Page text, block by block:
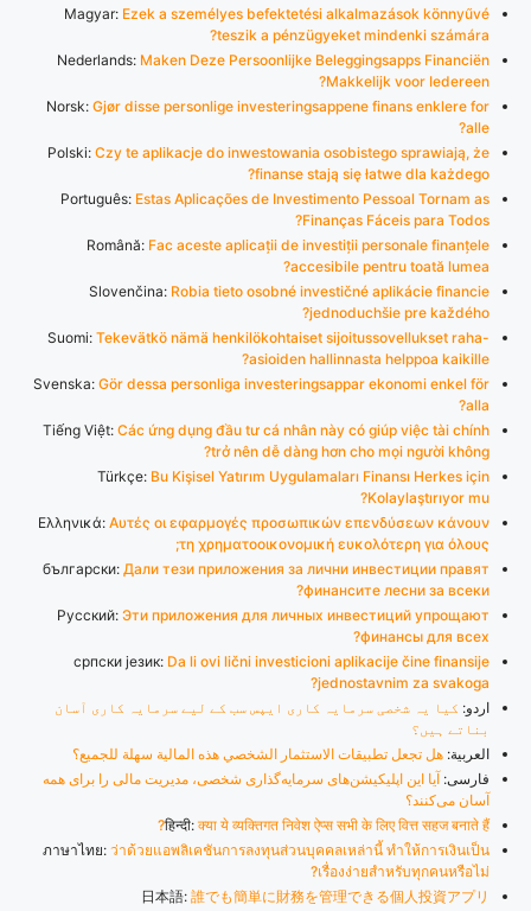
Magyar: Ezek a személyes befektetési alkalmazások könnyűvé
teszik a pénzügyeket mindenki számára?
Nederlands: Maken Deze Persoonlijke Beleggingsapps Financiën
Makkelijk voor Iedereen?
Norsk: Gjør disse personlige investeringsappene finans enklere for
alle?
Polski: Czy te aplikacje do inwestowania osobistego sprawiają, że
finanse stają się łatwe dla każdego?
Português: Estas Aplicações de Investimento Pessoal Tornam as
Finanças Fáceis para Todos?
Română: Fac aceste aplicații de investiții personale finanțele
accesibile pentru toată lumea?
Slovenčina: Robia tieto osobné investičné aplikácie financie
jednoduchšie pre každého?
Suomi: Tekevätkö nämä henkilökohtaiset sijoitussovellukset raha-
asioiden hallinnasta helppoa kaikille?
Svenska: Gör dessa personliga investeringsappar ekonomi enkel för
alla?
Tiếng Việt: Các ứng dụng đầu tư cá nhân này có giúp việc tài chính
trở nên dễ dàng hơn cho mọi người không?
Türkçe: Bu Kişisel Yatırım Uygulamaları Finansı Herkes için
Kolaylaştırıyor mu?
Ελληνικά: Αυτές οι εφαρμογές προσωπικών επενδύσεων κάνουν
τη χρηματοοικονομική ευκολότερη για όλους;
български: Дали тези приложения за лични инвестиции правят
финансите лесни за всеки?
Русский: Эти приложения для личных инвестиций упрощают
финансы для всех?
српски језик: Da li ovi lični investicioni aplikacije čine finansije
jednostavnim za svakoga?
اردو: کیا یہ شخصی سرمایہ کاری ایپس سب کے لیے سرمایہ کاری آسان
بناتے ہیں؟
العربية: هل تجعل تطبيقات الاستثمار الشخصي هذه المالية سهلة للجميع؟
فارسی: آیا این اپلیکیشن‌های سرمایه‌گذاری شخصی، مدیریت مالی را برای همه
آسان می‌کنند؟
हिन्दी: क्या ये व्यक्तिगत निवेश ऐप्स सभी के लिए वित्त सहज बनाते हैं?
ภาษาไทย: ว่าด้วยแอพลิเคชันการลงทุนส่วนบุคคลเหล่านี้ ทำให้การเงินเป็น
เรื่องง่ายสำหรับทุกคนหรือไม่?
日本語: 誰でも簡単に財務を管理できる個人投資アプリ